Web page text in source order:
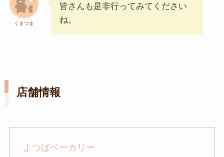
くまつま
皆さんも是非行ってみてください
ね。
店舗情報
よつばベーカリー